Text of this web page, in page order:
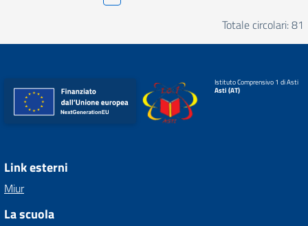
Totale circolari: 81
Istituto Comprensivo 1 di Asti
Asti (AT)
Link esterni
Miur
La scuola